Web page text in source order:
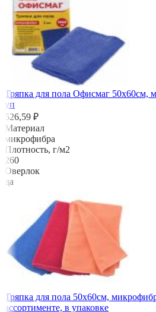
Тряпка для пола Офисмаг 50х60см,
уп
526,59 ₽
Материал
микрофибра
Плотность, г/м2
260
Оверлок
да
Тряпка для пола 50х60см,
ассортименте, в упаковке